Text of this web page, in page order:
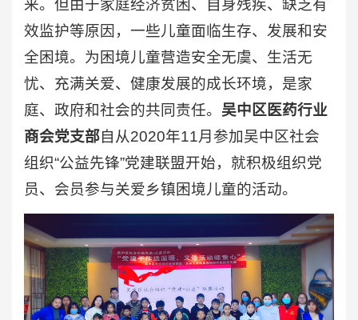
来。但由于家庭经济贫困、自身残疾、缺乏有
效监护等原因，一些儿童面临生存、发展和安
全困境。为困境儿童营造安全无虞、生活无
忧、充满关爱、健康发展的成长环境，是家
庭、政府和社会的共同责任。 吴中区医药行业
商会党支部自从2020年11月参加吴中区社会
组织“公益先锋”党建联盟开始，就积极组织党
员、会员参与关爱乡镇困境儿童的活动。